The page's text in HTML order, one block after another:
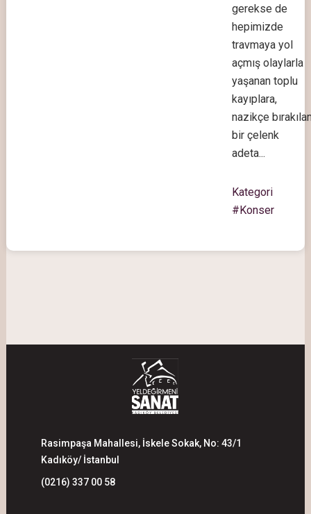
gerekse de
hepimizde
travmaya yol
açmış olaylarla
yaşanan toplu
kayıplara,
nazikçe
bir çelenk
adeta...
Kategori
#Konser
Rasimpaşa Mahallesi, İskele Sokak, No: 43/1
Kadıköy/ İstanbul
(0216) 337 00 58